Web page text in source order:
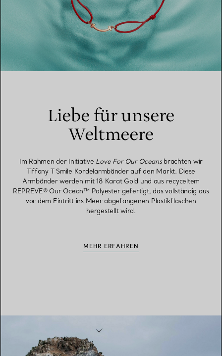
Liebe für unsere
Weltmeere
Im Rahmen der Initiative Love For Our Oceansbrachten wir
Tiffany T Smile Kordelarmbänder auf den Markt. Diese
Armbänder werden mit 18 Karat Gold und aus recyceltem
REPREVE® Our Ocean™ Polyester gefertigt, das vollständig aus
vor dem Eintritt ins Meer abgefangenen Plastikflaschen
hergestellt wird.
MEHR ERFAHREN